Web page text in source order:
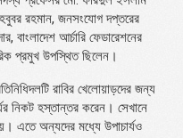
রহমান, জনসংযোগ দপ্তরের
আর্চারি ফেডারেশনের
প্রমুখ উপস্থিত ছিলেন।
রাবির খেলোয়াড়দের জন্য
নিকট হস্তান্তর করেন। সেখানে
এতে অন্যদের মধ্যে উপাচার্যও